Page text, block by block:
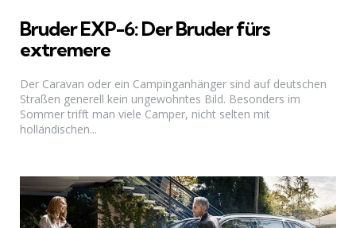
Bruder EXP-6: Der Bruder fürs
extremere
Der Caravan oder ein Campinganhänger sind auf deutschen
Straßen generell kein ungewohntes Bild. Besonders im
Sommer trifft man viele Camper, nicht selten mit
holländischen...